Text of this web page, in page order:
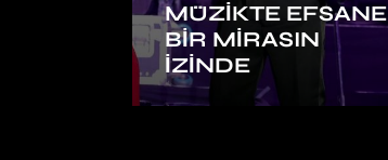
MÜZIKTE EFSANE
BIR MIRASIN
İZINDE